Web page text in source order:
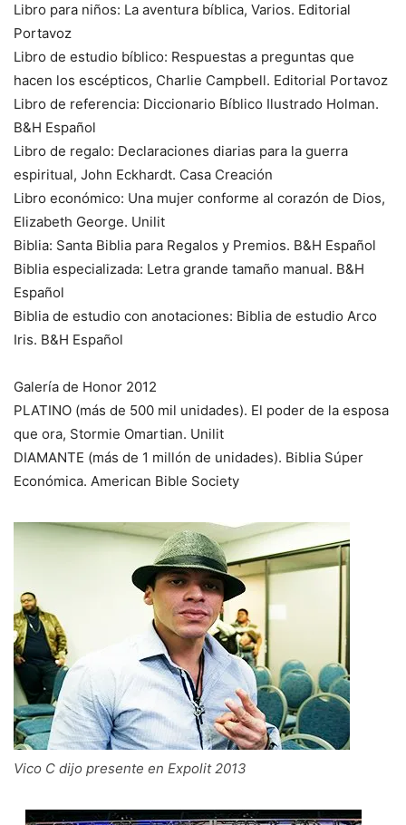
Libro para niños: La aventura bíblica, Varios. Editorial
Portavoz
Libro de estudio bíblico: Respuestas a preguntas que
hacen los escépticos, Charlie Campbell. Editorial Portavoz
Libro de referencia: Diccionario Bíblico Ilustrado Holman.
B&H Español
Libro de regalo: Declaraciones diarias para la guerra
espiritual, John Eckhardt. Casa Creación
Libro económico: Una mujer conforme al corazón de Dios,
Elizabeth George. Unilit
Biblia: Santa Biblia para Regalos y Premios. B&H Español
Biblia especializada: Letra grande tamaño manual. B&H
Español
Biblia de estudio con anotaciones: Biblia de estudio Arco
Iris. B&H Español
Galería de Honor 2012
PLATINO (más de 500 mil unidades). El poder de la esposa
que ora, Stormie Omartian. Unilit
DIAMANTE (más de 1 millón de unidades). Biblia Súper
Económica. American Bible Society
Vico C dijo presente en Expolit 2013